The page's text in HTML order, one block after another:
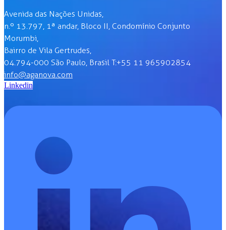
Avenida das Nações Unidas,
n.º 13.797, 1ª andar, Bloco II, Condomínio Conjunto
Morumbi,
Bairro de Vila Gertrudes,
04.794-000 São Paulo, Brasil T:+55 11 965902854
info@aganova.com
Linkedin